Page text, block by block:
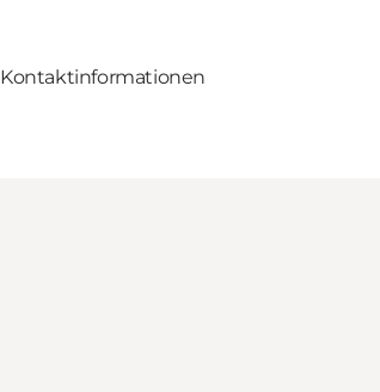
Kontaktinformationen